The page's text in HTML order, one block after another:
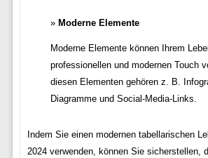
Moderne Elemente
Moderne Elemente können Ihrem
professionellen und modernen Touch
diesen Elementen gehören z. B.
Diagramme und Social-Media-Links.
Indem Sie einen modernen tabellarischen
2024 verwenden, können Sie sicherstellen,